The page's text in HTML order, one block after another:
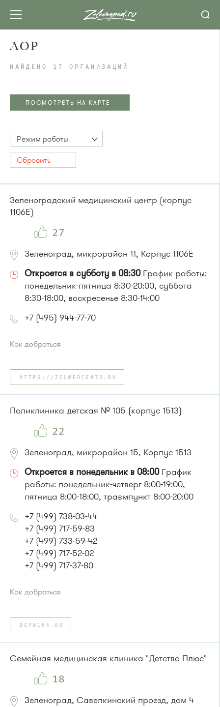
ЛОР
НАЙДЕНО 17 ОРГАНИЗАЦИЙ
ПОСМОТРЕТЬ НА КАРТЕ
Режим работы
Сбросить
Зеленоградский медицинский центр (корпус
1106Е)
27
Зеленоград, микрорайон 11, Корпус 1106Е
Откроется в субботу в 08:30График работы:
понедельник-пятница 8:30-20:00, суббота
8:30-18:00, воскресенье 8:30-14:00
+7 (495) 944-77-70
Как добраться
Автобусы № 1, 9, 10, 12, 13, 15, 23, 31.
Маршрутка № 128, 409м, 431м, 476м, 720м, 721м, 900, 903
или до остановки"12 микрорайон":
493.
Маршрутка № 127, 128, 312, 377, 390, 408м, 431м, 476, 476м,
720м, 900, 903
HTTPS://ZELMEDCENTR.RU
Поликлиника детская № 105 (корпус 1513)
22
Зеленоград, микрорайон 15, Корпус 1513
Откроется в понедельник в 08:00График
работы: понедельник-четверг 8:00-19:00,
пятница 8:00-18:00, травмпункт 8:00-20:00
+7 (499) 738-03-44
+7 (499) 717-59-83
+7 (499) 733-59-42
+7 (499) 717-52-02
+7 (499) 717-37-80
Как добраться
Автобусы № 5, 14, 19, 22, 400к.
Маршрутка № 419м, 460м, 476м
или до остановки"Корпус 1538":
Маршрутка № 419м, 460м, 476м, 707м
DGPN105.RU
Семейная медицинская клиника "Детство Плюс"
18
Зеленоград, Савелкинский проезд, дом 4